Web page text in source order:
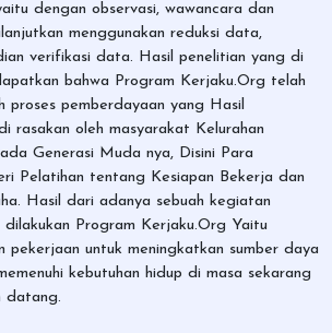
dengan observasi, wawancara dan
menggunakan reduksi data,
verifikasi data. Hasil penelitian yang di
bahwa Program Kerjaku.Org telah
proses pemberdayaan yang Hasil
rasakan oleh masyarakat Kelurahan
Generasi Muda nya, Disini Para
Pelatihan tentang Kesiapan Bekerja dan
Hasil dari adanya sebuah kegiatan
dilakukan Program Kerjaku.Org Yaitu
pekerjaan untuk meningkatkan sumber daya
kebutuhan hidup di masa sekarang
datang.